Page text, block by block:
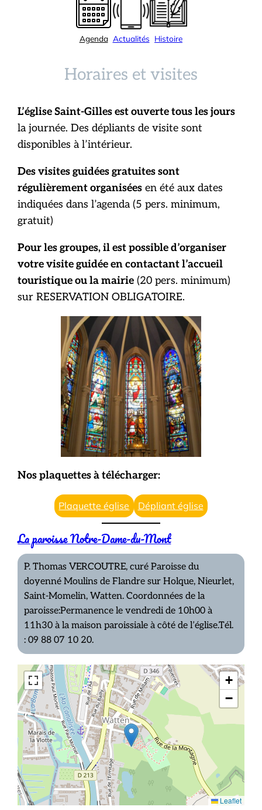
Agenda Actualités Histoire
Horaires et visites
L’église Saint-Gilles est ouverte tous les jours
la journée. Des dépliants de visite sont
disponibles à l’intérieur.
Des visites guidées gratuites sont
régulièrement organisées en été aux dates
indiquées dans l’agenda (5 pers. minimum,
gratuit)
Pour les groupes, il est possible d’organiser
votre visite guidée en contactant l’accueil
touristique ou la mairie (20 pers. minimum)
sur RESERVATION OBLIGATOIRE.
Nos plaquettes à télécharger:
Plaquette église Dépliant église
La paroisse Notre-Dame-du-Mont
P. Thomas VERCOUTRE, curé Paroisse du
doyenné Moulins de Flandre sur Holque, Nieurlet,
Saint-Momelin, Watten. Coordonnées de la
paroisse:Permanence le vendredi de 10h00 à
11h30 à la maison paroissiale à côté de l’église.Tél.
: 09 88 07 10 20.
+
−
Leaflet